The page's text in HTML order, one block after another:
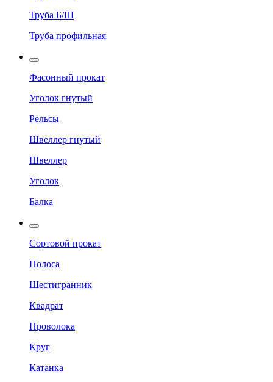
Труба Б/Ш
Труба профильная
Фасонный прокат
Уголок гнутый
Рельсы
Швеллер гнутый
Швеллер
Уголок
Балка
Сортовой прокат
Полоса
Шестигранник
Квадрат
Проволока
Круг
Катанка